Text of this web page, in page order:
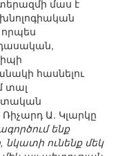
մաս է
որպես
հասնելու
տալ
Ա. Կլարկը
ենք
նկատի ունենք մեկ